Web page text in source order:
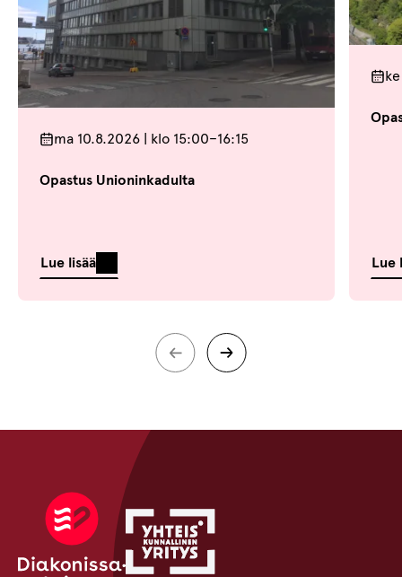
ma 10.8.2026 | klo 15:00–16:15
Opastus Unioninkadulta
Lue lisää Lue